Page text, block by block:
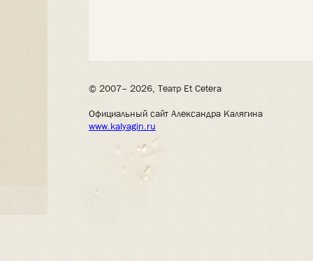
© 2007– 2026, Театр Et Cetera
Официальный сайт Александра Калягина
www.kalyagin.ru